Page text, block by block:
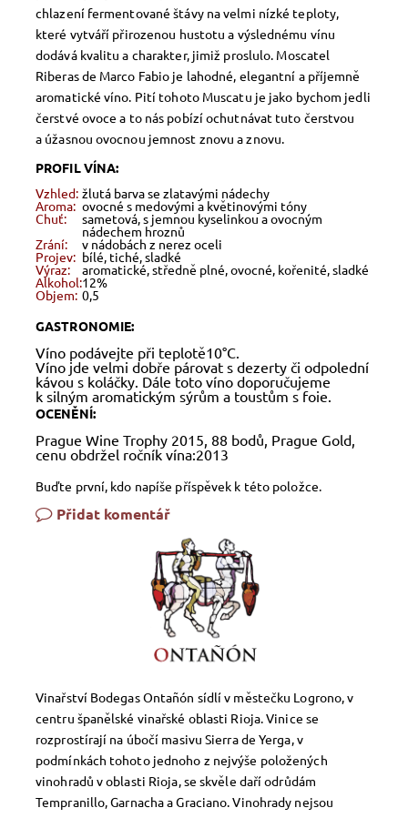
chlazení fermentované štávy na velmi nízké teploty,
které vytváří přirozenou hustotu a výslednému vínu
dodává kvalitu a charakter, jimiž proslulo. Moscatel
Riberas de Marco Fabio je lahodné, elegantní a příjemně
aromatické víno. Pití tohoto Muscatu je jako bychom jedli
čerstvé ovoce a to nás pobízí ochutnávat tuto čerstvou
a úžasnou ovocnou jemnost znovu a znovu.
PROFIL VÍNA:
Vzhled: žlutá barva se zlatavými nádechy
Aroma: ovocné s medovými a květinovými tóny
Chuť: sametová, s jemnou kyselinkou a ovocným
nádechem hroznů
Zrání: v nádobách z nerez oceli
Projev: bílé, tiché, sladké
Výraz: aromatické, středně plné, ovocné, kořenité, sladké
Alkohol:12%
Objem: 0,5
GASTRONOMIE:
Víno podávejte při teplotě10°C.
Víno jde velmi dobře párovat s dezerty či odpolední
kávou s koláčky. Dále toto víno doporučujeme
k silným aromatickým sýrům a toustům s foie.
OCENĚNÍ:
Prague Wine Trophy 2015, 88 bodů, Prague Gold,
cenu obdržel ročník vína:2013
Buďte první, kdo napíše příspěvek k této položce.
Přidat komentář
Vinařství Bodegas Ontañón sídlí v městečku Logrono, v
centru španělské vinařské oblasti Rioja. Vinice se
rozprostírají na úbočí masivu Sierra de Yerga, v
podmínkách tohoto jednoho z nejvýše položených
vinohradů v oblasti Rioja, se skvěle daří odrůdám
Tempranillo, Garnacha a Graciano. Vinohrady nejsou